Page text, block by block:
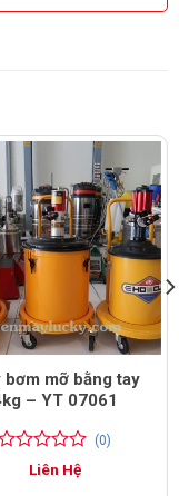
bơm mỡ bằng tay
– YT 07061
(0)
Liên Hệ